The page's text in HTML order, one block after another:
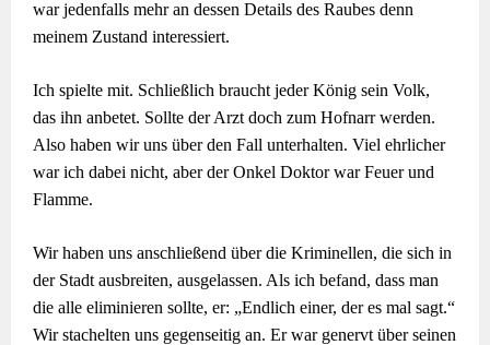
war jedenfalls mehr an dessen Details des Raubes denn
meinem Zustand interessiert.
Ich spielte mit. Schließlich braucht jeder König sein Volk,
das ihn anbetet. Sollte der Arzt doch zum Hofnarr werden.
Also haben wir uns über den Fall unterhalten. Viel ehrlicher
war ich dabei nicht, aber der Onkel Doktor war Feuer und
Flamme.
Wir haben uns anschließend über die Kriminellen, die sich in
der Stadt ausbreiten, ausgelassen. Als ich befand, dass man
die alle eliminieren sollte, er: „Endlich einer, der es mal sagt.“
Wir stachelten uns gegenseitig an. Er war genervt über seinen